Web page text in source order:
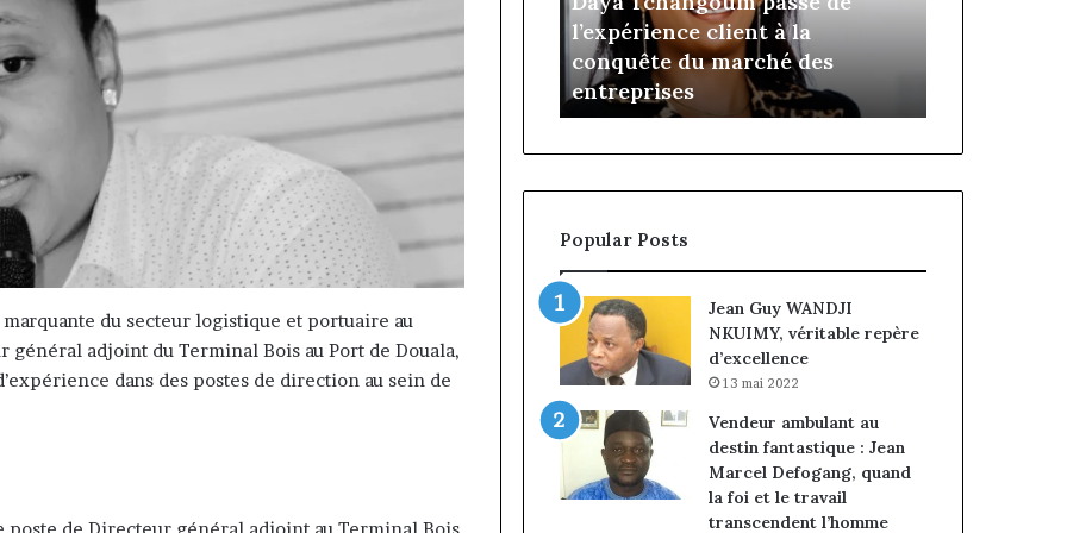
du secteur logistique et portuaire au
général adjoint du Terminal Bois au Port de Douala,
dans des postes de direction au sein de
la présidence
Emmanuel
président
Cameroun
le
de
croissance
sous
discipline
il y a 3 jours
Gaëtan Debuchy à la tête
d’Advans Cameroun : le choix
de la croissance sous discipline
Tchangoum
passe
de
l’expérience
client
conquête
marché
des
entreprises
l’expérience client à la
conquête du marché des
entreprises
Général
fin
pour
Popular Posts
Jean Guy WANDJI
NKUIMY, véritable repère
d’excellence
13 mai 2022
Vendeur ambulant au
destin fantastique : Jean
Marcel Defogang, quand
la foi et le travail
transcendent l’homme